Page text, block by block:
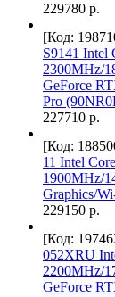
229780 р.
[Код:
S9141 Intel
2300MHz/
GeForce
Pro
227710 р.
[Код:
11 Intel
1900MHz/
Graphics/
229150 р.
[Код:
052XRU
2200MHz/
GeForce